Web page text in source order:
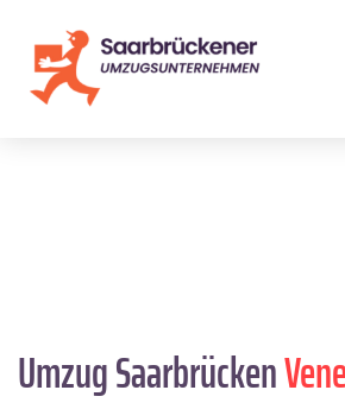
Umzug Saarbrücken